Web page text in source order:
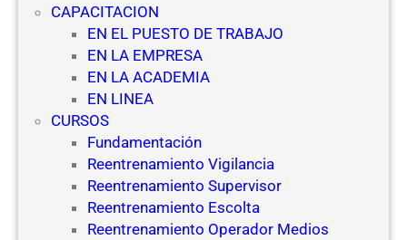
CAPACITACION
EN EL PUESTO DE TRABAJO
EN LA EMPRESA
EN LA ACADEMIA
EN LINEA
CURSOS
Fundamentación
Reentrenamiento Vigilancia
Reentrenamiento Supervisor
Reentrenamiento Escolta
Reentrenamiento Operador Medios